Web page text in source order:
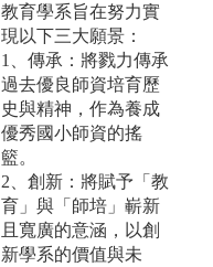
教育學系旨在努力實
現以下三大願景：
1、傳承：將戮力傳承
過去優良師資培育歷
史與精神，作為養成
優秀國小師資的搖
籃。
2、創新：將賦予「教
育」與「師培」嶄新
且寬廣的意涵，以創
新學系的價值與未